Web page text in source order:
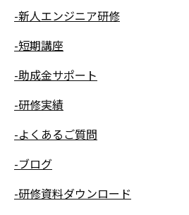
-新人エンジニア研修
-短期講座
-助成金サポート
-研修実績
-よくあるご質問
-ブログ
-研修資料ダウンロード